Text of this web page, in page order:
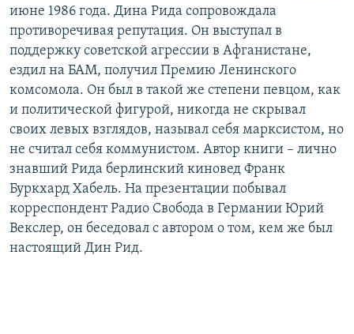
июне 1986 года. Дина Рида сопровождала
противоречивая репутация. Он выступал в
поддержку советской агрессии в Афганистане,
ездил на БАМ, получил Премию Ленинского
комсомола. Он был в такой же степени певцом, как
и политической фигурой, никогда не скрывал
своих левых взглядов, называл себя марксистом, но
не считал себя коммунистом. Автор книги – лично
знавший Рида берлинский киновед Франк
Буркхард Хабель. На презентации побывал
корреспондент Радио Свобода в Германии Юрий
Векслер, он беседовал с автором о том, кем же был
настоящий Дин Рид.